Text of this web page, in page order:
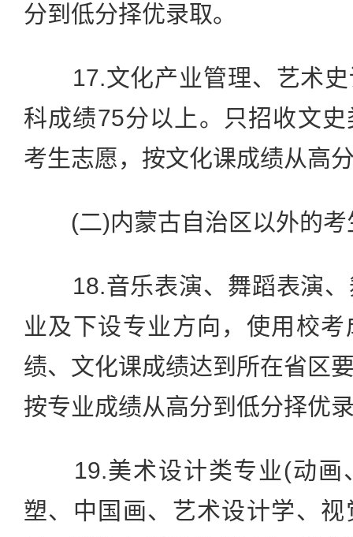
分到低分择优录取。
17.文化产业管理、艺术史
科成绩75分以上。只招收文
考生志愿，按文化课成绩从高
(二)内蒙古自治区以外的考
18.音乐表演、舞蹈表演、
业及下设专业方向，使用校
绩、文化课成绩达到所在省区
按专业成绩从高分到低分择优
19.美术设计类专业(动画
塑、中国画、艺术设计学、